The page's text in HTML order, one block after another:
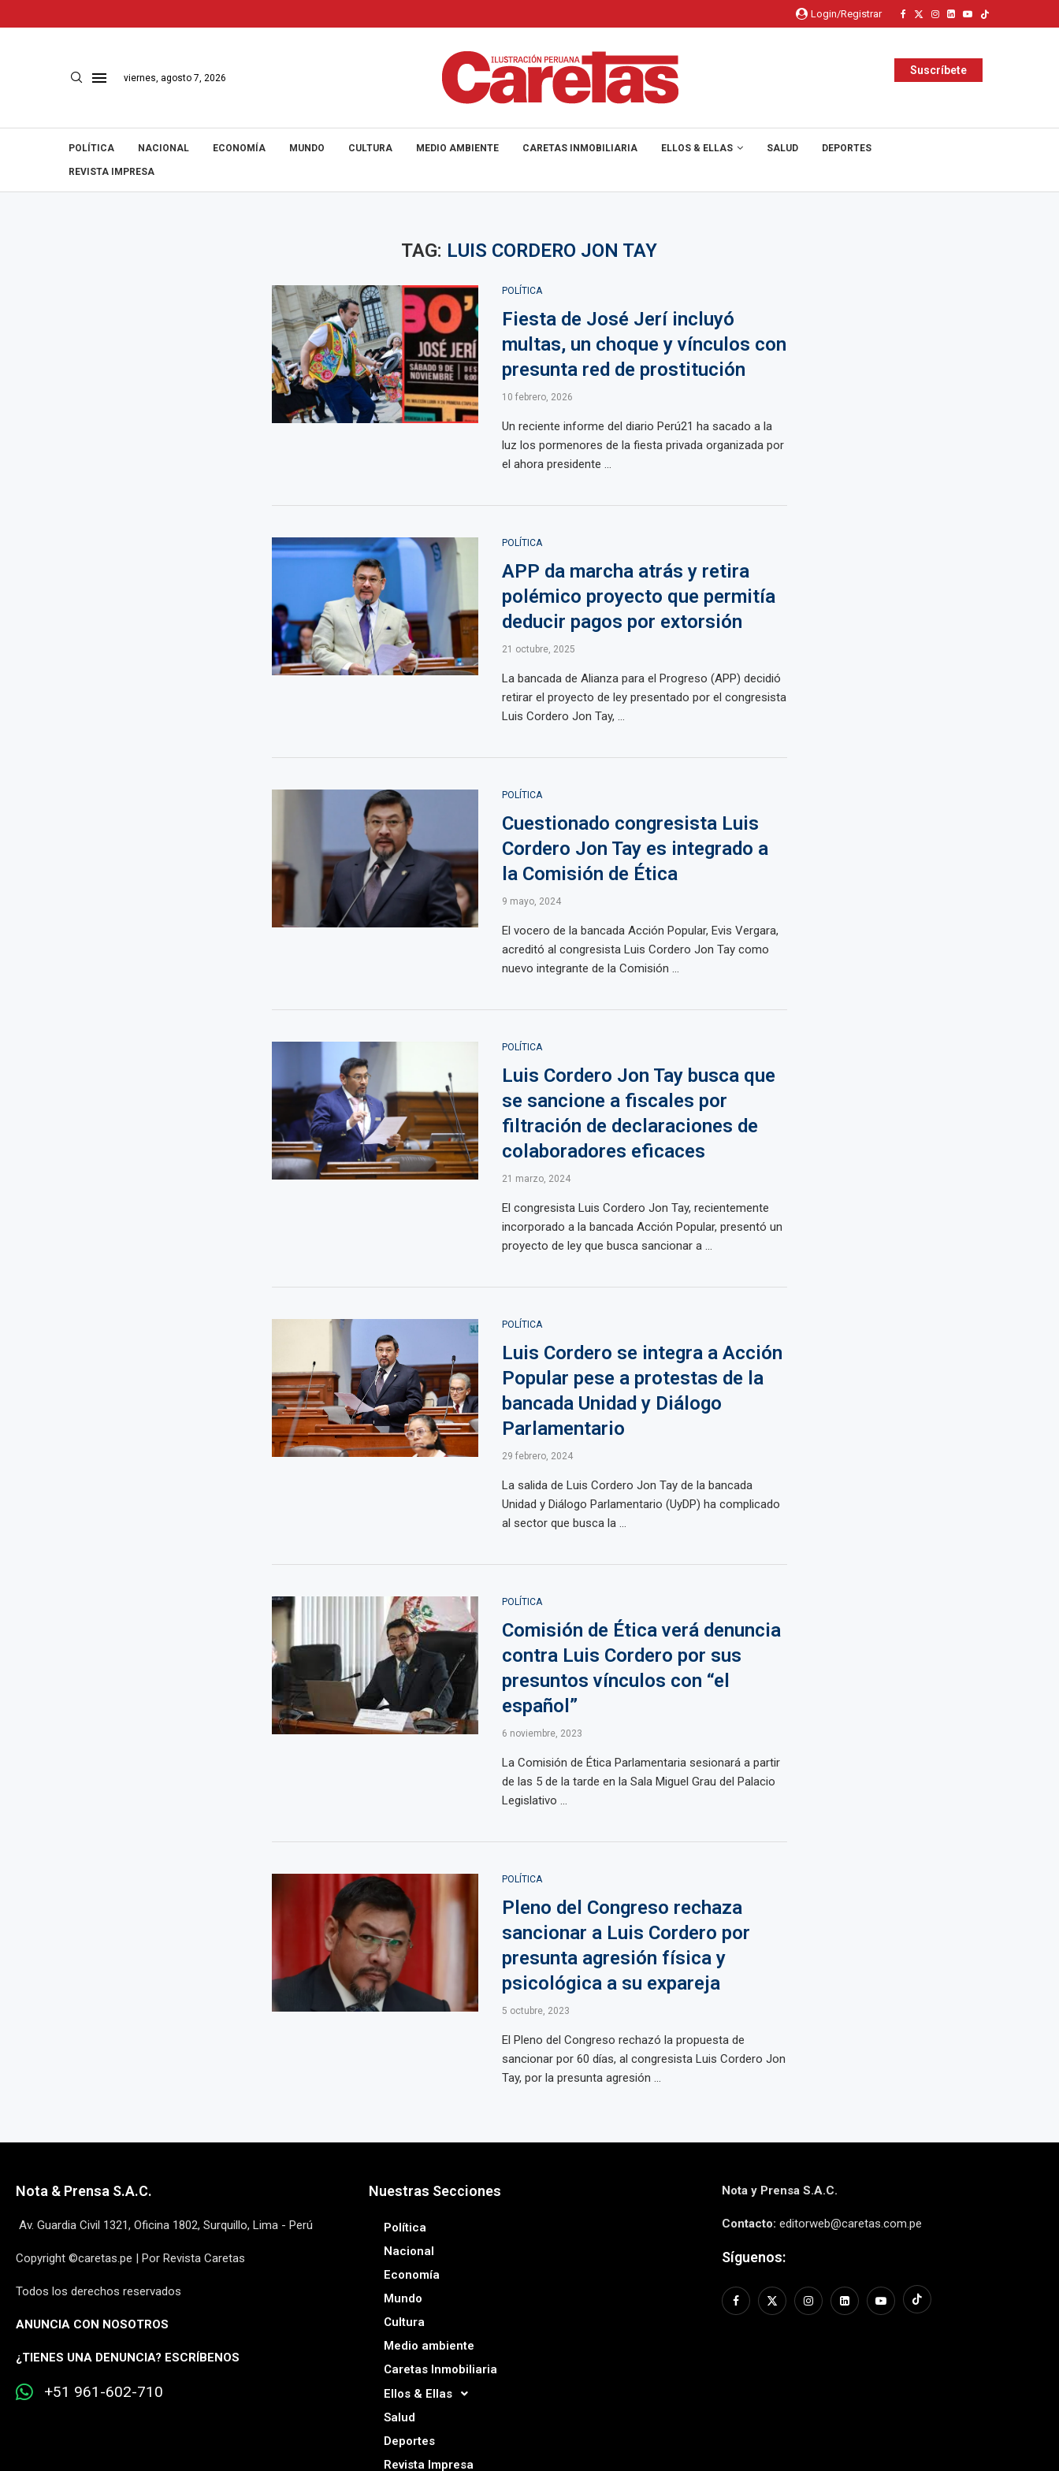
Login/Registrar
viernes, agosto 7, 2026
Suscríbete
POLÍTICA NACIONAL ECONOMÍA MUNDO CULTURA MEDIO AMBIENTE CARETAS INMOBILIARIA ELLOS & ELLAS SALUD DEPORTES
REVISTA IMPRESA
TAG: LUIS CORDERO JON TAY
POLÍTICA
Fiesta de José Jerí incluyó
multas, un choque y vínculos con
presunta red de prostitución
10 febrero, 2026
Un reciente informe del diario Perú21 ha sacado a la
luz los pormenores de la fiesta privada organizada por
el ahora presidente ...
POLÍTICA
APP da marcha atrás y retira
polémico proyecto que permitía
deducir pagos por extorsión
21 octubre, 2025
La bancada de Alianza para el Progreso (APP) decidió
retirar el proyecto de ley presentado por el congresista
Luis Cordero Jon Tay, ...
POLÍTICA
Cuestionado congresista Luis
Cordero Jon Tay es integrado a
la Comisión de Ética
9 mayo, 2024
El vocero de la bancada Acción Popular, Evis Vergara,
acreditó al congresista Luis Cordero Jon Tay como
nuevo integrante de la Comisión ...
POLÍTICA
Luis Cordero Jon Tay busca que
se sancione a fiscales por
filtración de declaraciones de
colaboradores eficaces
21 marzo, 2024
El congresista Luis Cordero Jon Tay, recientemente
incorporado a la bancada Acción Popular, presentó un
proyecto de ley que busca sancionar a ...
POLÍTICA
Luis Cordero se integra a Acción
Popular pese a protestas de la
bancada Unidad y Diálogo
Parlamentario
29 febrero, 2024
La salida de Luis Cordero Jon Tay de la bancada
Unidad y Diálogo Parlamentario (UyDP) ha complicado
al sector que busca la ...
POLÍTICA
Comisión de Ética verá denuncia
contra Luis Cordero por sus
presuntos vínculos con “el
español”
6 noviembre, 2023
La Comisión de Ética Parlamentaria sesionará a partir
de las 5 de la tarde en la Sala Miguel Grau del Palacio
Legislativo ...
POLÍTICA
Pleno del Congreso rechaza
sancionar a Luis Cordero por
presunta agresión física y
psicológica a su expareja
5 octubre, 2023
El Pleno del Congreso rechazó la propuesta de
sancionar por 60 días, al congresista Luis Cordero Jon
Tay, por la presunta agresión ...
Nota & Prensa S.A.C.
Av. Guardia Civil 1321, Oficina 1802, Surquillo, Lima - Perú
Copyright ©caretas.pe | Por Revista Caretas
Todos los derechos reservados
ANUNCIA CON NOSOTROS
¿TIENES UNA DENUNCIA? ESCRÍBENOS
+51 961-602-710
Nuestras Secciones
Política
Nacional
Economía
Mundo
Cultura
Medio ambiente
Caretas Inmobiliaria
Ellos & Ellas
Salud
Deportes
Revista Impresa
Nota y Prensa S.A.C.
Contacto: editorweb@caretas.com.pe
Síguenos: